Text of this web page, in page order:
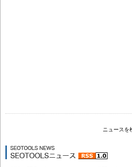
ニュースを